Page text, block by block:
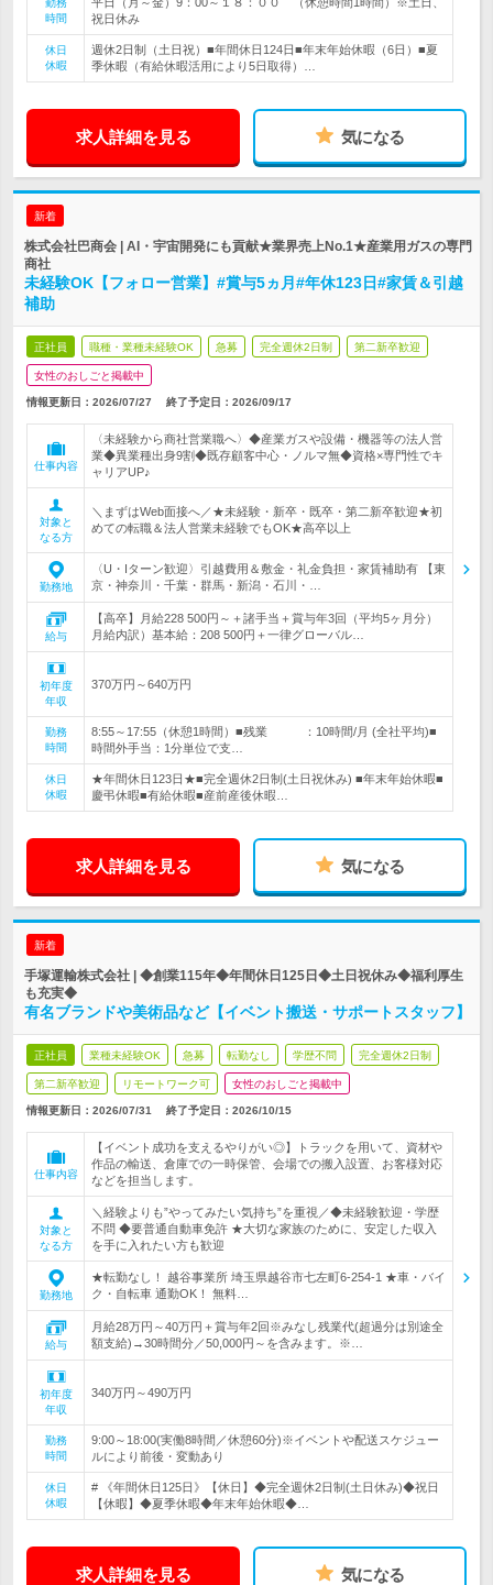
勤務
時間
祝日休み
休日
休暇
週休2日制（土日祝）■年間休日124日■年末年始休暇（6日）■夏
季休暇（有給休暇活用により5日取得）…
求人詳細を見る 気になる
新着
株式会社巴商会 | AI・宇宙開発にも貢献★業界売上No.1★産業用ガスの専門
商社
未経験OK【フォロー営業】#賞与5ヵ月#年休123日#家賃＆引越
補助
正社員 職種・業種未経験OK 急募 完全週休2日制 第二新卒歓迎
女性のおしごと掲載中
情報更新日：2026/07/27 終了予定日： 2026/09/17
仕事内容
〈未経験から商社営業職へ〉◆産業ガスや設備・機器等の法人営
業◆異業種出身9割◆既存顧客中心・ノルマ無◆資格×専門性でキ
ャリアUP♪
対象と
なる方
＼まずはWeb面接へ／★未経験・新卒・既卒・第二新卒歓迎★初
めての転職＆法人営業未経験でもOK★高卒以上
勤務地
〈U・Iターン歓迎〉引越費用＆敷金・礼金負担・家賃補助有 【東
京・神奈川・千葉・群馬・新潟・石川・…
給与
【高卒】月給228 500円～＋諸手当＋賞与年3回（平均5ヶ月分）
月給内訳）基本給：208 500円＋一律グローバル…
初年度
年収
370万円～640万円
勤務
時間
8:55～17:55（休憩1時間）■残業 ：10時間/月 (全社平均)■
時間外手当：1分単位で支…
休日
休暇
★年間休日123日★■完全週休2日制(土日祝休み) ■年末年始休暇■
慶弔休暇■有給休暇■産前産後休暇…
求人詳細を見る 気になる
新着
手塚運輸株式会社 | ◆創業115年◆年間休日125日◆土日祝休み◆福利厚生
も充実◆
有名ブランドや美術品など【イベント搬送・サポートスタッフ】
正社員 業種未経験OK 急募 転勤なし 学歴不問 完全週休2日制
第二新卒歓迎 リモートワーク可 女性のおしごと掲載中
情報更新日：2026/07/31 終了予定日： 2026/10/15
仕事内容
【イベント成功を支えるやりがい◎】トラックを用いて、資材や
作品の輸送、倉庫での一時保管、会場での搬入設置、お客様対応
などを担当します。
対象と
なる方
＼経験よりも”やってみたい気持ち”を重視／◆未経験歓迎・学歴
不問 ◆要普通自動車免許 ★大切な家族のために、安定した収入
を手に入れたい方も歓迎
勤務地
★転勤なし！ 越谷事業所 埼玉県越谷市七左町6-254-1 ★車・バイ
ク・自転車 通勤OK！ 無料…
給与
月給28万円～40万円＋賞与年2回※みなし残業代(超過分は別途全
額支給)→30時間分／50,000円～を含みます。※…
初年度
年収
340万円～490万円
勤務
時間
9:00～18:00(実働8時間／休憩60分)※イベントや配送スケジュー
ルにより前後・変動あり
休日
休暇
# 《年間休日125日》【休日】◆完全週休2日制(土日休み)◆祝日
【休暇】◆夏季休暇◆年末年始休暇◆…
求人詳細を見る 気になる